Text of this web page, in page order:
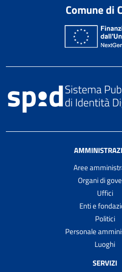
Comune di
Aree
Organi di
Uffici
Enti e
Politici
Personale
Luoghi
SERVIZI